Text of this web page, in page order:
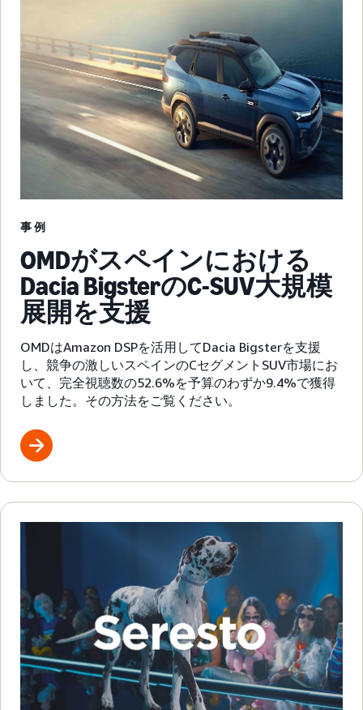
事例
OMDがスペインにおける
Dacia BigsterのC-SUV大規模
展開を支援
OMDはAmazon DSPを活用してDacia Bigsterを支援
し、競争の激しいスペインのCセグメントSUV市場にお
いて、完全視聴数の52.6%を予算のわずか9.4%で獲得
しました。その方法をご覧ください。